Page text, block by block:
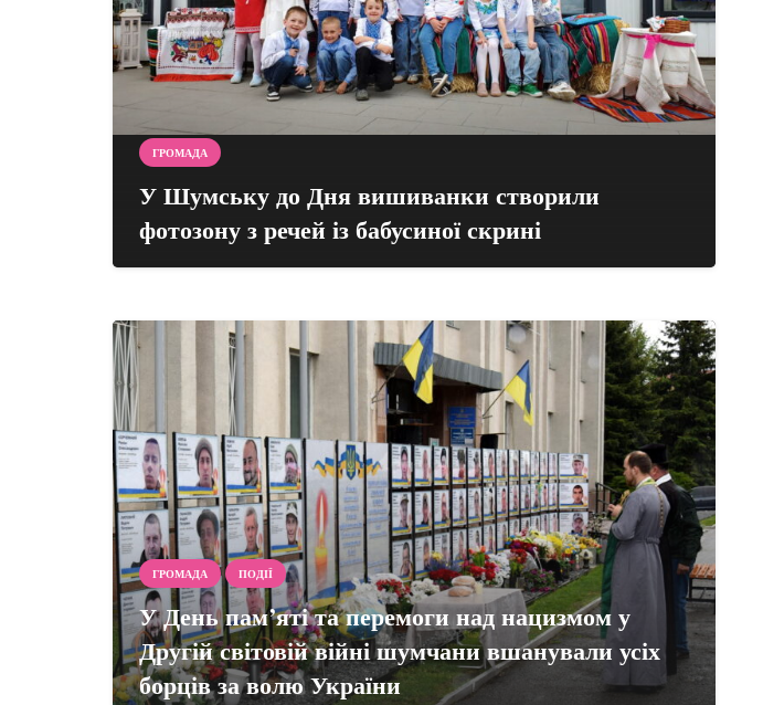
ГРОМАДА
У Шумську до Дня вишиванки створили
фотозону з речей із бабусиної скрині
ГРОМАДА ПОДІЇ
У День пам’яті та перемоги над нацизмом у
Другій світовій війні шумчани вшанували усіх
борців за волю України